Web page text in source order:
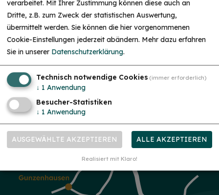
mehr
verarbeitet. Mit Ihrer Zustimmung können diese auch an
Dritte, z.B. zum Zweck der statistischen Auswertung,
übermittelt werden. Sie können die hier vorgenommenen
Cookie-Einstellungen jederzeit abändern. Mehr dazu erfahren
Sie in unserer Datenschutzerklärung.
Technisch notwendige Cookies (immer erforderlich)
↓ 1 Anwendung
Besucher-Statistiken
↓ 1 Anwendung
AUSGEWÄHLTE AKZEPTIEREN ALLE AKZEPTIEREN
Realisiert mit Klaro!